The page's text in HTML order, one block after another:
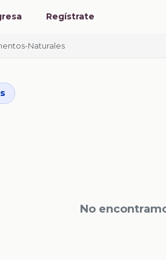
Regístrate
Naturales
No